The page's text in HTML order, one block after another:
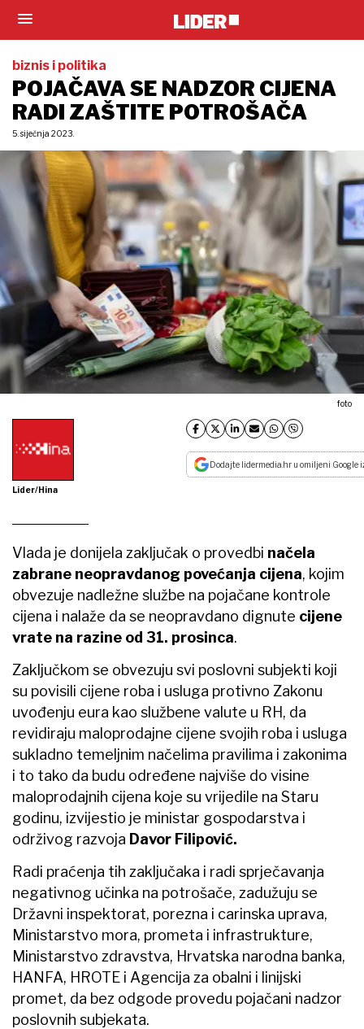
biznis i politika
POJAČAVA SE NADZOR CIJENA
RADI ZAŠTITE POTROŠAČA
5. siječnja 2023.
foto
Lider/Hina
Dodajte lidermedia.hr u omiljeni Google
Vlada je donijela zaključak o provedbi načela
zabrane neopravdanog povećanja cijena, kojim
obvezuje nadležne službe na pojačane kontrole
cijena i nalaže da se neopravdano dignute cijene
vrate na razine od 31. prosinca.
Zaključkom se obvezuju svi poslovni subjekti koji
su povisili cijene roba i usluga protivno Zakonu
uvođenju eura kao službene valute u RH, da
revidiraju maloprodajne cijene svojih roba i usluga
sukladno temeljnim načelima pravilima i zakonima
i to tako da budu određene najviše do visine
maloprodajnih cijena koje su vrijedile na Staru
godinu, izvijestio je ministar gospodarstva i
održivog razvoja Davor Filipović.
Radi praćenja tih zaključaka i radi sprječavanja
negativnog učinka na potrošače, zadužuju se
Državni inspektorat, porezna i carinska uprava,
Ministarstvo mora, prometa i infrastrukture,
Ministarstvo zdravstva, Hrvatska narodna banka,
HANFA, HROTE i Agencija za obalni i linijski
promet, da bez odgode provedu pojačani nadzor
poslovnih subjekata.